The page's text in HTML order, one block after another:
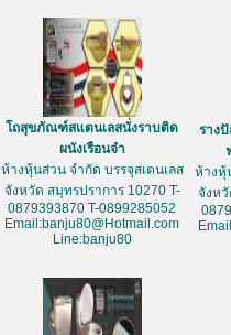
โถสุขภัณฑ์สแตนเลสนั่งราบติด
ผนังเรือนจำ
ห้างหุ้นส่วน จำกัด บรรจุสเตนเลส
จังหวัด สมุทรปราการ 10270 T-
0879393870 T-0899285052
Email:banju80@Hotmail.com
Line:banju80
ราง
ห้างหุ้
จังห